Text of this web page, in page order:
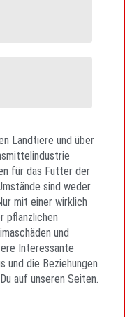
Landtiere und über
für das Futter der
sind weder
mit einer wirklich
pflanzlichen
und
Interessante
und die Beziehungen
auf unseren Seiten.